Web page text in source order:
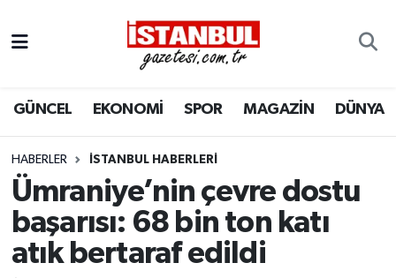
GÜNCEL EKONOMİ SPOR MAGAZİN DÜNYA
HABERLER İSTANBUL HABERLERI
Ümraniye’nin çevre dostu
başarısı: 68 bin ton katı
atık bertaraf edildi
EKONOMİ
İSTANBUL
DÜNYA
SPOR
Nöbetçi Eczaneler
Hava Durumu
Trafik Durumu
Süper Lig Puan Durumu ve Fikstür
Tüm Manşetler